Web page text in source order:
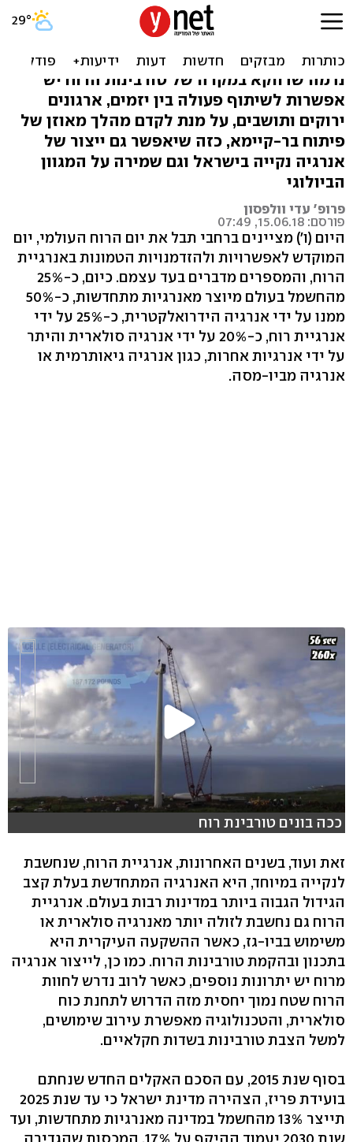
עושים רוח: מה יעלה בגורל
אנרגיית הרוח בישראל
נדמה שדווקא במקרה של טורבינות הרוח יש
אפשרות לשיתוף פעולה בין יזמים, ארגונים
ירוקים ותושבים, על מנת לקדם מהלך מאוזן של
פיתוח בר-קיימא, כזה שיאפשר גם ייצור של
אנרגיה נקייה בישראל וגם שמירה על המגוון
הביולוגי
פרופ' עדי וולפסון
פורסם: 15.06.18, 07:49
היום (ו') מציינים ברחבי תבל את יום הרוח העולמי, יום
המוקדש לאפשרויות ולהזדמנויות הטמונות באנרגיית
הרוח, והמספרים מדברים בעד עצמם. כיום, כ-25%
מהחשמל בעולם מיוצר מאנרגיות מתחדשות, כ-50%
ממנו על ידי אנרגיה הידרואלקטרית, כ-25% על ידי
אנרגיית רוח, כ-20% על ידי אנרגיה סולארית והיתר
על ידי אנרגיות אחרות, כגון אנרגיה גיאותרמית או
אנרגיה מביו-מסה.
ככה בונים טורבינת רוח
זאת ועוד, בשנים האחרונות, אנרגיית הרוח, שנחשבת
לנקייה במיוחד, היא האנרגיה המתחדשת בעלת קצב
הגידול הגבוה ביותר במדינות רבות בעולם. אנרגיית
הרוח גם נחשבת לזולה יותר מאנרגיה סולארית או
משימוש בביו-גז, כאשר ההשקעה העיקרית היא
בתכנון ובהקמת טורבינות הרוח. כמו כן, לייצור אנרגיה
מרוח יש יתרונות נוספים, כאשר לרוב נדרש לחוות
הרוח שטח נמוך יחסית מזה הדרוש לתחנת כוח
סולארית, והטכנולוגיה מאפשרת עירוב שימושים,
למשל הצבת טורבינות בשדות חקלאיים.
בסוף שנת 2015, עם הסכם האקלים החדש שנחתם
בועידת פריז, הצהירה מדינת ישראל כי עד שנת 2025
תייצר 13% מהחשמל במדינה מאנרגיות מתחדשות, ועד
שנת 2030 יעמוד ההיקף על 17%. המכסות שהגדירה